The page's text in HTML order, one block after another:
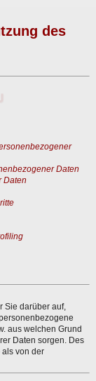
des
Daten
Daten
Sie darüber auf,
aus welchen Grund
Daten sorgen. Des
von der